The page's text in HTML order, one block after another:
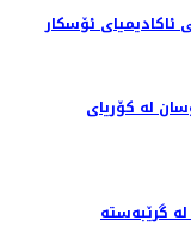
ئۆسکار
له کۆریای
لە گرێبەستە